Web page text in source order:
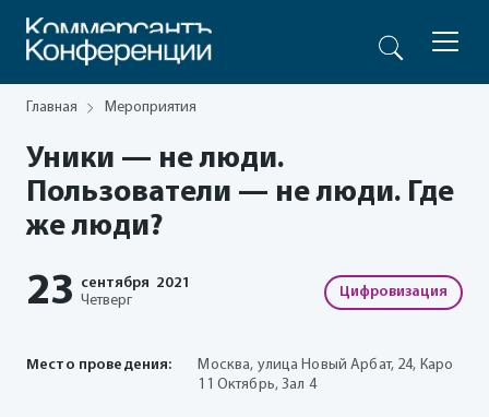
Главная Мероприятия
Уники — не люди.
Пользователи — не люди. Где
же люди?
23 сентября 2021
Четверг
Цифровизация
Место проведения:
Москва, улица Новый Арбат, 24, Каро
11 Октябрь, Зал 4